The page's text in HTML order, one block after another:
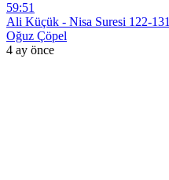
59:51
Ali Küçük - Nisa Suresi 122-131
Oğuz Çöpel
4 ay önce